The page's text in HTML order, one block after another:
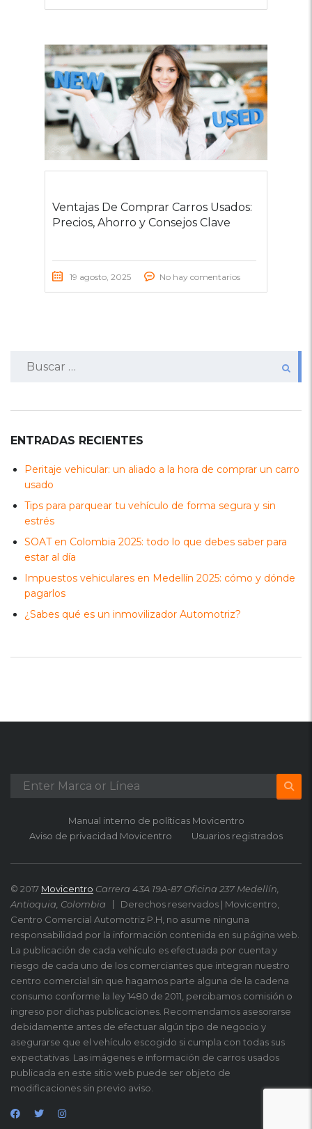
Ventajas De Comprar Carros Usados:
Precios, Ahorro y Consejos Clave
19 agosto, 2025 No hay comentarios
ENTRADAS RECIENTES
Peritaje vehicular: un aliado a la hora de comprar un carro
usado
Tips para parquear tu vehículo de forma segura y sin
estrés
SOAT en Colombia 2025: todo lo que debes saber para
estar al día
Impuestos vehiculares en Medellín 2025: cómo y dónde
pagarlos
¿Sabes qué es un inmovilizador Automotriz?
Manual interno de políticas Movicentro
Aviso de privacidad Movicentro
Usuarios registrados
© 2017 Movicentro Carrera 43A 19A-87 Oficina 237 Medellín,
Antioquia, Colombia
Derechos reservados | Movicentro,
Centro Comercial Automotriz P.H, no asume ninguna
responsabilidad por la información contenida en su página web.
La publicación de cada vehículo es efectuada por cuenta y
riesgo de cada uno de los comerciantes que integran nuestro
centro comercial sin que hagamos parte alguna de la cadena
consumo conforme la ley 1480 de 2011, percibamos comisión o
ingreso por dichas publicaciones. Recomendamos asesorarse
debidamente antes de efectuar algún tipo de negocio y
asegurarse que el vehículo escogido si cumpla con todas sus
expectativas. Las imágenes e información de carros usados
publicada en este sitio web puede ser objeto de
modificaciones sin previo aviso.